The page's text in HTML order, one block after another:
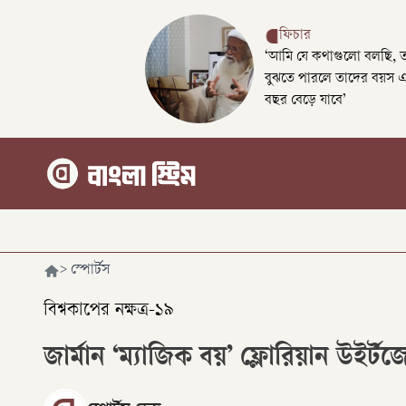
ফিচার
‘আমি যে কথাগুলো বলছি,
বুঝতে পারলে তাদের বয়স
বছর বেড়ে যাবে’
> স্পোর্টস
বিশ্বকাপের নক্ষত্র-১৯
জার্মান ‘ম্যাজিক বয়’ ফ্লোরিয়ান